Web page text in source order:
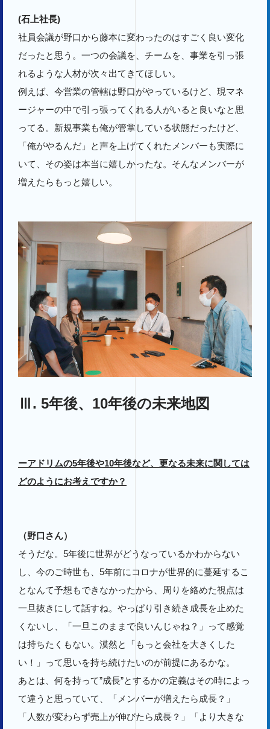
(石上社長)
社員会議が野口から藤本に変わったのはすごく良い変化
だったと思う。一つの会議を、チームを、事業を引っ張
れるような人材が次々出てきてほしい。
例えば、今営業の管轄は野口がやっているけど、現マネ
ージャーの中で引っ張ってくれる人がいると良いなと思
ってる。新規事業も俺が管掌している状態だったけど、
「俺がやるんだ」と声を上げてくれたメンバーも実際に
いて、その姿は本当に嬉しかったな。そんなメンバーが
増えたらもっと嬉しい。
Ⅲ. 5年後、10年後の未来地図
ーアドリムの5年後や10年後など、更なる未来に関しては
どのようにお考えですか？
（野口さん）
そうだな。5年後に世界がどうなっているかわからない
し、今のご時世も、5年前にコロナが世界的に蔓延するこ
となんて予想もできなかったから、周りを絡めた視点は
一旦抜きにして話すね。やっぱり引き続き成長を止めた
くないし、「一旦このままで良いんじゃね？」って感覚
は持ちたくもない。漠然と「もっと会社を大きくした
い！」って思いを持ち続けたいのが前提にあるかな。
あとは、何を持って”成長”とするかの定義はその時によっ
て違うと思っていて、「メンバーが増えたら成長？」
「人数が変わらず売上が伸びたら成長？」「より大きな